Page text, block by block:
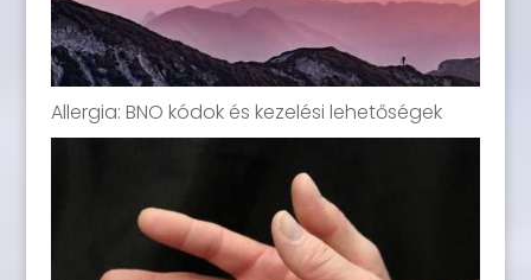
Allergia: BNO kódok és kezelési lehetőségek